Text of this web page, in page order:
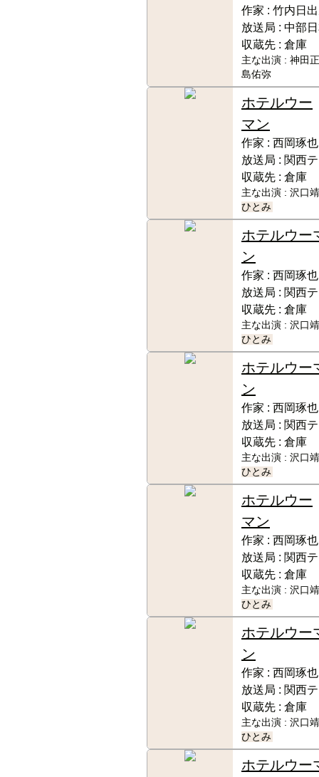
作家 : 竹内日
放送局 : 中部
収蔵先 : 倉庫
主な出演 : 神田
島佑弥
ホテルウー
マン
作家 : 西岡琢也
放送局 : 関西
収蔵先 : 倉庫
主な出演 : 沢口
ひとみ
ホテルウー
ン
作家 : 西岡琢也
放送局 : 関西
収蔵先 : 倉庫
主な出演 : 沢口
ひとみ
ホテルウー
ン
作家 : 西岡琢也
放送局 : 関西
収蔵先 : 倉庫
主な出演 : 沢口
ひとみ
ホテルウー
マン
作家 : 西岡琢也
放送局 : 関西
収蔵先 : 倉庫
主な出演 : 沢口
ひとみ
ホテルウー
ン
作家 : 西岡琢也
放送局 : 関西
収蔵先 : 倉庫
主な出演 : 沢口
ひとみ
ホテルウー